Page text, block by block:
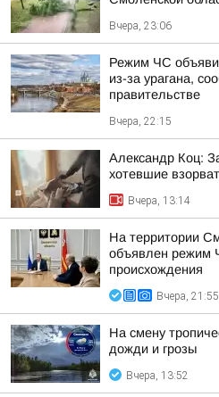
Вчера, 23:06
Режим ЧС
из-за урагана,
правительстве
Вчера, 22:15
Александр Коц:
хотевшие
Вчера, 13:14
На территории
объявлен режим
происхождения
Вчера, 21:55
На смену
дожди и грозы
Вчера, 13:52